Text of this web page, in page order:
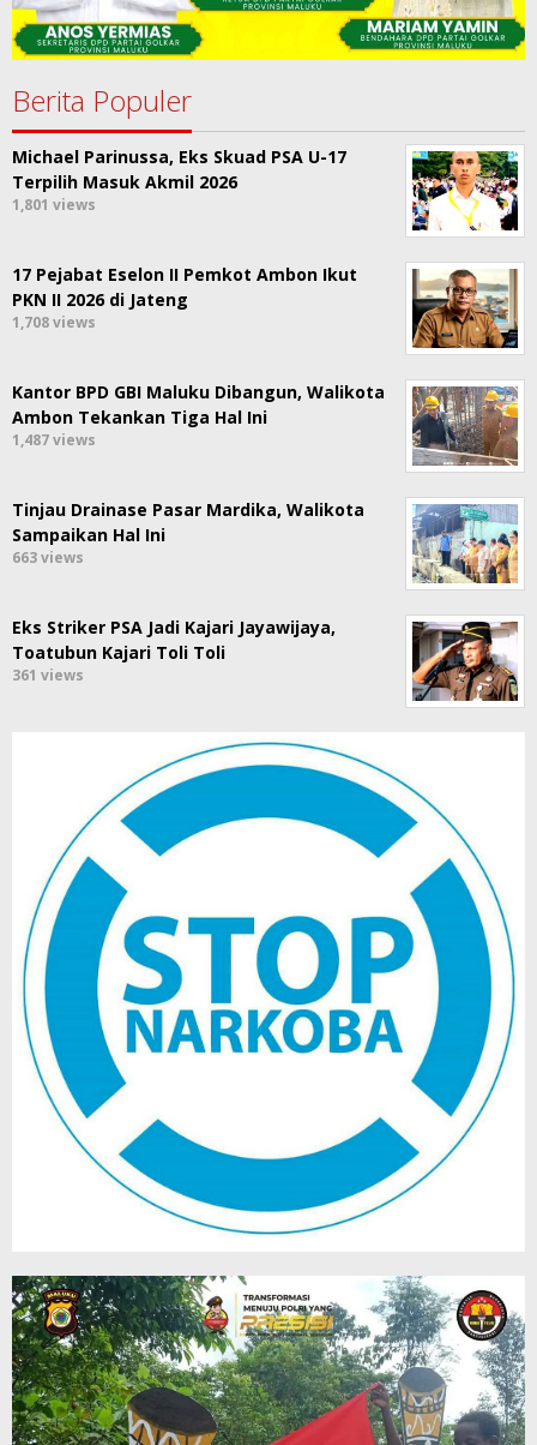
Berita Populer
Michael Parinussa, Eks Skuad PSA U-17
Terpilih Masuk Akmil 2026
1,801 views
17 Pejabat Eselon II Pemkot Ambon Ikut
PKN II 2026 di Jateng
1,708 views
Kantor BPD GBI Maluku Dibangun, Walikota
Ambon Tekankan Tiga Hal Ini
1,487 views
Tinjau Drainase Pasar Mardika, Walikota
Sampaikan Hal Ini
663 views
Eks Striker PSA Jadi Kajari Jayawijaya,
Toatubun Kajari Toli Toli
361 views